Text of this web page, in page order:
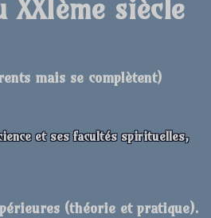
siècle
mais se complètent)
et sesfacultés spirituelles,
(théorie et pratique).